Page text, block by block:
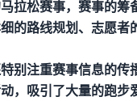
拉松赛事，赛事的
的路线规划、志愿
别注重赛事信息的传
，吸引了大量的跑